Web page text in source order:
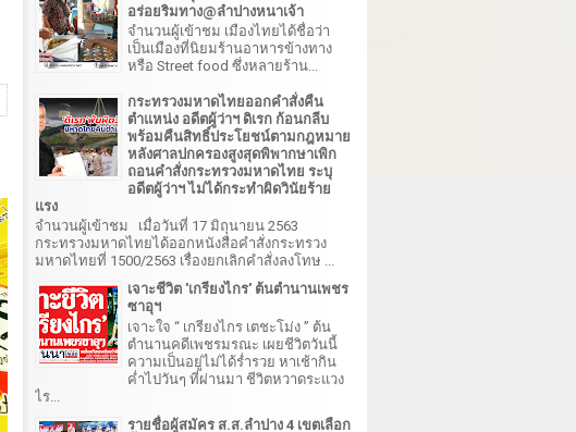
อร่อยริมทาง@ลำปางหนาเจ้า
จำนวนผู้เข้าชม เมืองไทยได้ชื่อว่า
เป็นเมืองที่นิยมร้านอาหารข้างทาง
หรือ Street food ซึ่งหลายร้าน...
กระทรวงมหาดไทยออกคำสั่งคืน
ตำแหน่ง อดีตผู้ว่าฯ ดิเรก ก้อนกลีบ
พร้อมคืนสิทธิ์ประโยชน์ตามกฎหมาย
หลังศาลปกครองสูงสุดพิพากษาเพิก
ถอนคำสั่งกระทรวงมหาดไทย ระบุ
อดีตผู้ว่าฯ ไม่ได้กระทำผิดวินัยร้าย
แรง
จำนวนผู้เข้าชม เมื่อวันที่ 17 มิถุนายน 2563
กระทรวงมหาดไทยได้ออกหนังสือคำสั่งกระทรวง
มหาดไทยที่ 1500/2563 เรื่องยกเลิกคำสั่งลงโทษ ...
เจาะชีวิต 'เกรียงไกร' ต้นตำนานเพชร
ซาอุฯ
เจาะใจ “ เกรียงไกร เตชะโม่ง ” ต้น
ตำนานคดีเพชรมรณะ เผยชีวิตวันนี้
ความเป็นอยู่ไม่ได้ร่ำรวย หาเช้ากิน
ค่ำไปวันๆ ที่ผ่านมา ชีวิตหวาดระแวง
ไร...
รายชื่อผู้สมัคร ส.ส.ลำปาง 4 เขตเลือก